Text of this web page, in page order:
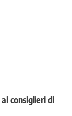
consiglieri di